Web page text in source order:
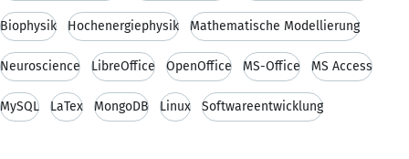
Biophysik Hochenergiephysik Mathematische Modellierung
Neuroscience LibreOffice OpenOffice MS-Office MS Access
MySQL LaTex MongoDB Linux Softwareentwicklung